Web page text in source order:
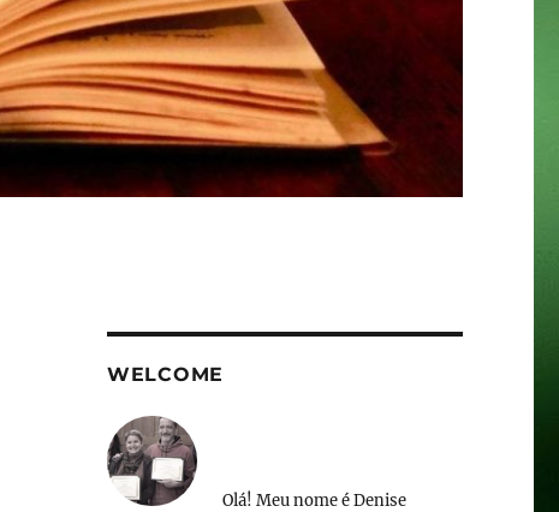
WELCOME
Olá! Meu nome é Denise